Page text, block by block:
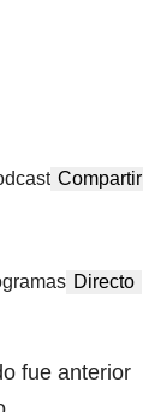
Compartir
Directo
fue anterior